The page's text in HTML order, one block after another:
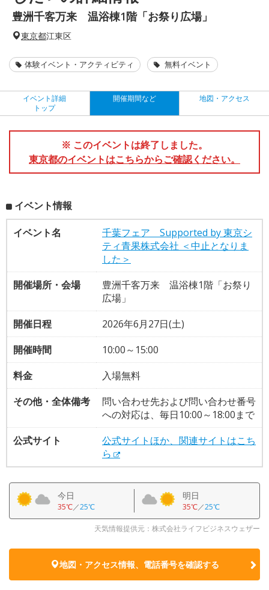
豊洲千客万来 温浴棟1階「お祭り広場」
東京都江東区
体験イベント・アクティビティ 無料イベント
イベント詳細
トップ
開催期間など 地図・アクセス
※ このイベントは終了しました。
東京都のイベントはこちらからご確認ください。
イベント情報
イベント名
千葉フェア Supported by 東京シ
ティ青果株式会社 ＜中止となりま
した＞
開催場所・会場
豊洲千客万来 温浴棟1階「お祭り
広場」
開催日程
2026年6月27日(土)
開催時間
10:00～15:00
料金
入場無料
その他・全体備考
問い合わせ先および問い合わせ番号
への対応は、毎日10:00～18:00まで
公式サイト
公式サイトほか、関連サイトはこち
ら
今日
35℃／25℃
明日
35℃／25℃
天気情報提供元：株式会社ライフビジネスウェザー
地図・アクセス情報、電話番号を確認する